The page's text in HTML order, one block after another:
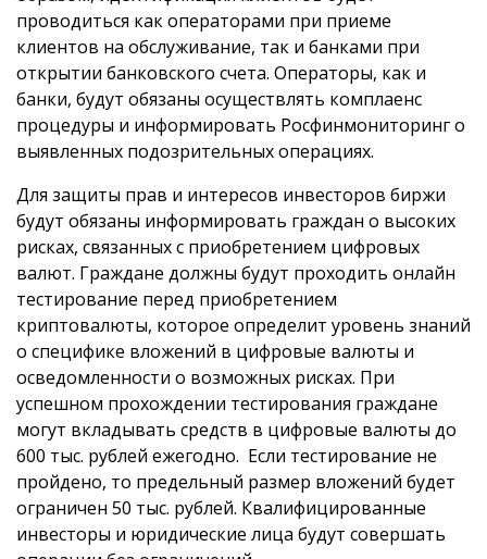
проводиться как операторами при приеме
клиентов на обслуживание, так и банками при
открытии банковского счета. Операторы, как и
банки, будут обязаны осуществлять комплаенс
процедуры и информировать Росфинмониторинг о
выявленных подозрительных операциях.
Для защиты прав и интересов инвесторов биржи
будут обязаны информировать граждан о высоких
рисках, связанных с приобретением цифровых
валют. Граждане должны будут проходить онлайн
тестирование перед приобретением
криптовалюты, которое определит уровень знаний
о специфике вложений в цифровые валюты и
осведомленности о возможных рисках. При
успешном прохождении тестирования граждане
могут вкладывать средств в цифровые валюты до
600 тыс. рублей ежегодно. Если тестирование не
пройдено, то предельный размер вложений будет
ограничен 50 тыс. рублей. Квалифицированные
инвесторы и юридические лица будут совершать